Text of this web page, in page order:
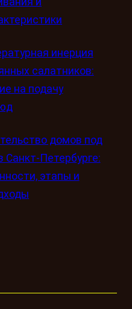
инерция
салатников:
на подачу
домов под
Санкт-Петербурге:
этапы и